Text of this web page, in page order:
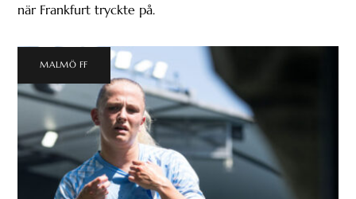
när Frankfurt tryckte på.
MALMÖ FF